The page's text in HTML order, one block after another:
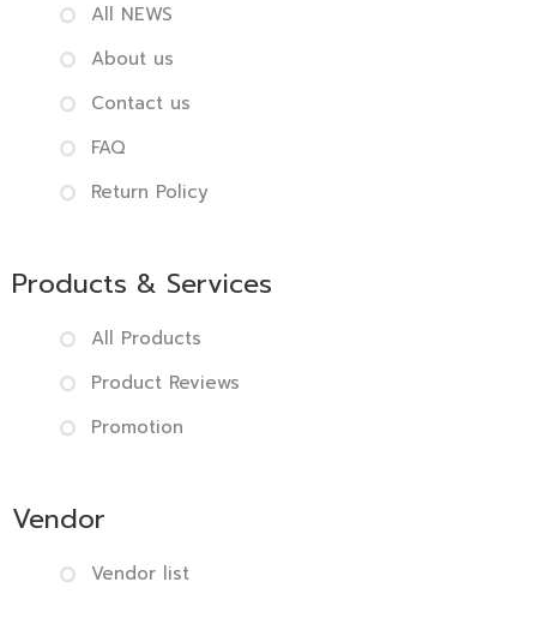
All NEWS
About us
Contact us
FAQ
Return Policy
Products & Services
All Products
Product Reviews
Promotion
Vendor
Vendor list